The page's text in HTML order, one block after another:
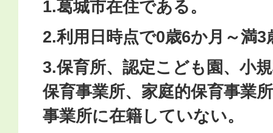
1.葛城市在住である。
2.利用日時点で0歳6か月～満
3.保育所、認定こども園、小
保育事業所、家庭的保育事業
事業所に在籍していない。